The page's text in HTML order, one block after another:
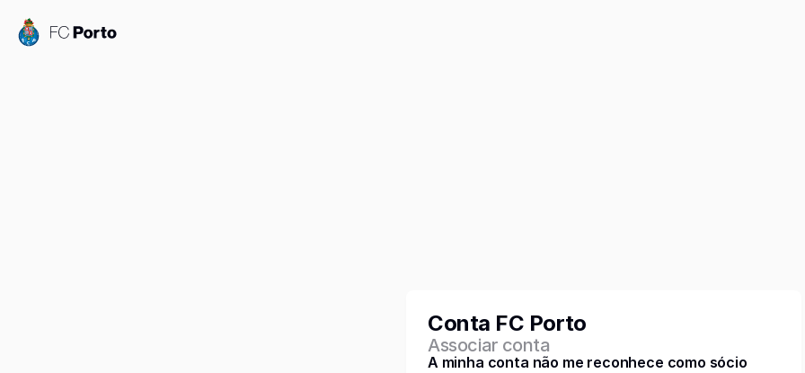
Conta FC Porto
Associar conta
A minha conta não me reconhece como sócio